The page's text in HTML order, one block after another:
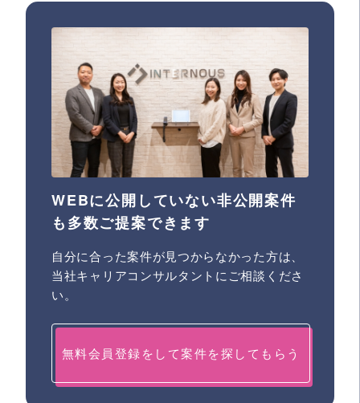
WEBに公開していない非公開案件
も多数ご提案できます
自分に合った案件が見つからなかった方は、
当社キャリアコンサルタントにご相談くださ
い。
無料会員登録をして案件を探してもらう